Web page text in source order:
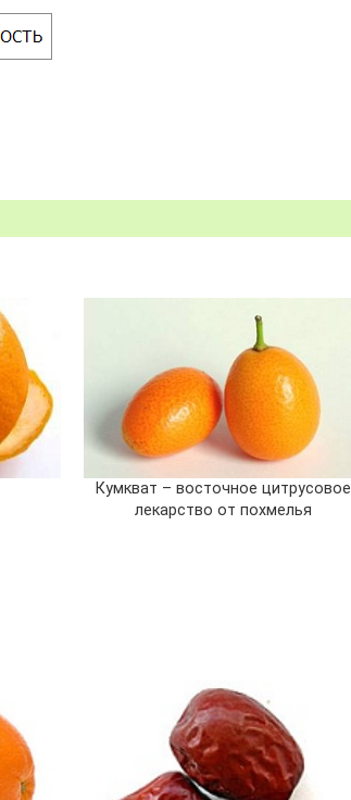
Кумкват – восточное цитрусовое
лекарство от похмелья